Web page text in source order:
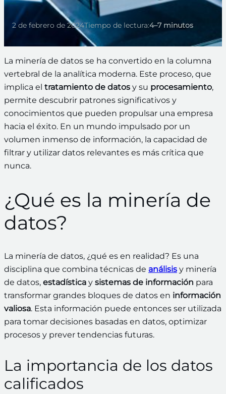
2 de febrero de 2024Tiempo de lectura:4–7 minutos
La minería de datos se ha convertido en la columna
vertebral de la analítica moderna. Este proceso, que
implica el tratamiento de datos y su procesamiento,
permite descubrir patrones significativos y
conocimientos que pueden propulsar una empresa
hacia el éxito. En un mundo impulsado por un
volumen inmenso de información, la capacidad de
filtrar y utilizar datos relevantes es más crítica que
nunca.
¿Qué es la minería de
datos?
La minería de datos, ¿qué es en realidad? Es una
disciplina que combina técnicas de análisis y minería
de datos, estadística y sistemas de información para
transformar grandes bloques de datos en información
valiosa. Esta información puede entonces ser utilizada
para tomar decisiones basadas en datos, optimizar
procesos y prever tendencias futuras.
La importancia de los datos
calificados